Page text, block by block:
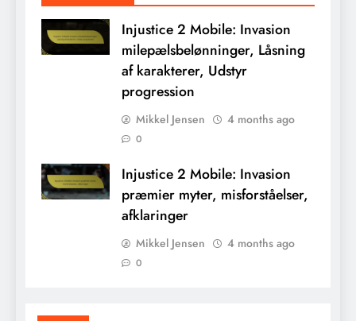
Injustice 2 Mobile: Invasion
milepælsbelønninger, Låsning
af karakterer, Udstyr
progression
Mikkel Jensen 4 months ago
0
Injustice 2 Mobile: Invasion
præmier myter, misforståelser,
afklaringer
Mikkel Jensen 4 months ago
0